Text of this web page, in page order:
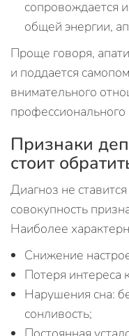
сопровождается
общей энергии,
Проще говоря,
и поддается
внимательного
Признаки
стоит
Диагноз не
совокупность
Наиболее
Снижение
Потеря интереса
Нарушения сна:
сонливость;